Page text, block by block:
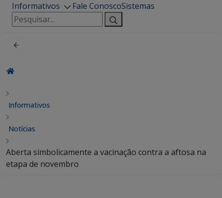
Informativos
Fale ConoscoSistemas
Pesquisar
por:
Informativos
Notícias
Aberta simbolicamente a vacinação contra a aftosa na
etapa de novembro